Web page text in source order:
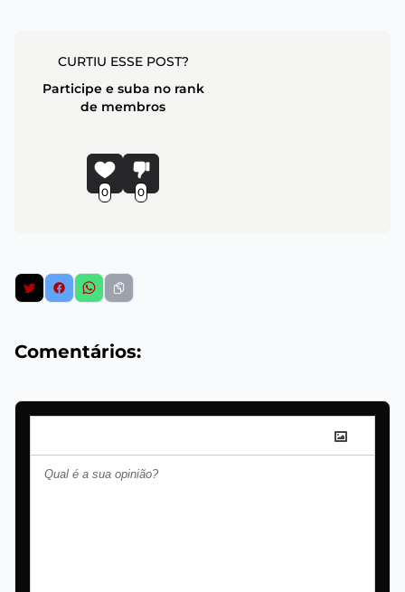
CURTIU ESSE POST?
Participe e suba no rank
de membros
0 0
Comentários: